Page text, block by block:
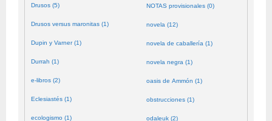
Drusos (5)
Drusos versus maronitas (1)
Dupin y Varner (1)
Durrah (1)
e-libros (2)
Eclesiastés (1)
ecologismo (1)
NOTAS provisionales (0)
novela (12)
novela de caballería (1)
novela negra (1)
oasis de Ammón (1)
obstrucciones (1)
odaleuk (2)